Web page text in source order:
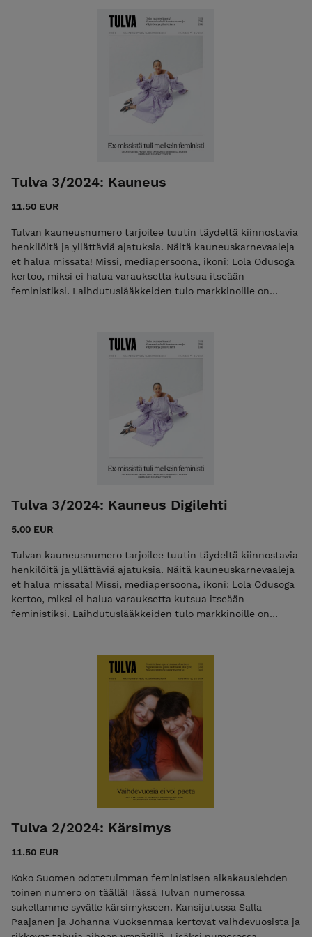
historia. Ovatko nykypäivän seksilakot poliittisia liikkeitä vai
Datafeminismi pyrkii täyttämään keskustelun aukot.
Konservativiisten naisten sosiaalisen median sisällöissä
feminismi yhdistyy kovaan, yksilökeskeiseen ja
menestymistä ihannoivaan kulttuuriin. Ovatko he oikeassa?
laajoja geopoliittisia ja taloudellisia muutoksia naisasian
nimissä. Mitä sen jälkeen tapahtui? +50 sivun edestä
Ennakkotilaa nyt, niin saat lehden kotiisi suoraan painosta!
Tulva 3/2024: Kauneus
11.50 EUR
Tulvan kauneusnumero tarjoilee tuutin täydeltä kiinnostavia
henkilöitä ja yllättäviä ajatuksia. Näitä kauneuskarnevaaleja
et halua missata! Missi, mediapersoona, ikoni: Lola Odusoga
kertoo, miksi ei halua varauksetta kutsua itseään
feministiksi. Laihdutuslääkkeiden tulo markkinoille on
rasistinen herja, jota käytettiin mustista miehistä? Nykyään
vieläkään ole oppinut, ettei afrotukka ole kutsu
kosketukseen. Mitä pitäisi tapahtua, että kihara tukka olisi
Tulva 3/2024: Kauneus Digilehti
5.00 EUR
Tulvan kauneusnumero tarjoilee tuutin täydeltä kiinnostavia
henkilöitä ja yllättäviä ajatuksia. Näitä kauneuskarnevaaleja
et halua missata! Missi, mediapersoona, ikoni: Lola Odusoga
kertoo, miksi ei halua varauksetta kutsua itseään
feministiksi. Laihdutuslääkkeiden tulo markkinoille on
povipommin. Tiesitkö, että alun perin sana kuitenkin oli
rasistinen herja, jota käytettiin mustista miehistä? Nykyään
on muotia vaatia taiteelta oikeamielistä sanomaa, eikä
pelkkä kauneus riitä. Onko feminismi mennyt taiteen
suhteen liian pitkälle? Moni valkoinen suomalainen ei
vieläkään ole oppinut, ettei afrotukka ole kutsu
kosketukseen. Mitä pitäisi tapahtua, että kihara tukka olisi
neutraali asia? 50 sivun edestä feminististä journalismia,
esseitä, arvioita ja viihdettä.
Tulva 2/2024: Kärsimys
11.50 EUR
Koko Suomen odotetuimman feministisen aikakauslehden
toinen numero on täällä! Tässä Tulvan numerossa
sukellamme syvälle kärsimykseen. Kansijutussa Salla
Paajanen ja Johanna Vuoksenmaa kertovat vaihdevuosista ja